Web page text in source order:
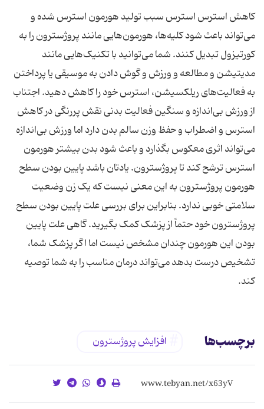
کاهش استرس استرس سبب تولید هورمون استرس شده و
می‌تواند باعث شود کلیه‌ها، هورمون‌هایی مانند پروژسترون را به
کورتیزول تبدیل کنند. شما می‌توانید با تکنیک‌هایی مانند
مدیتیشن و مطالعه و ورزش و گوش دادن به موسیقی یا پرداختن
به فعالیت‌های ریلکسیشن، استرس خود را کاهش دهید. اجتناب
از ورزش بی‌اندازه و سنگین فعالیت بدنی نقش پررنگی در کاهش
استرس و اضطراب و حفظ وزن سالم بدن دارد اما ورزش بی‌اندازه
می‌تواند اثری معکوس بگذارد و باعث شود بدن بیشتر هورمون
استرس ترشح کند تا پروژسترون. یادتان باشد پایین بودن سطح
هورمون پروژسترون به این معنی نیست که یک زن وضعیت
سلامتی خوبی ندارد. بنابراین برای بررسی علت پایین بودن سطح
پروژسترون خود حتماً از پزشک کمک بگیرید. گاهی علت پایین
بودن این هورمون چندان مشخص نیست اما اگر پزشک شما،
تشخیص درست بدهد می‌تواند درمان مناسب را به شما توصیه
کند.
برچسب‌ها افزایش پروژسترون